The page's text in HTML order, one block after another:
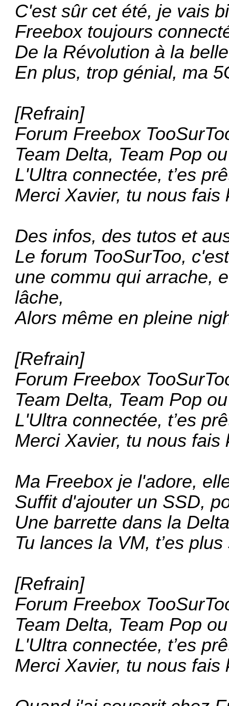
C'est sûr cet été, je vais
Freebox toujours
De la Révolution à la
En plus, trop génial, ma
[Refrain]
Forum Freebox
Team Delta, Team Pop
L'Ultra connectée, t’es
Merci Xavier, tu nous fais
Des infos, des tutos et
Le forum TooSurToo,
une commu qui arrache,
lâche,
Alors même en pleine
[Refrain]
Forum Freebox
Team Delta, Team Pop
L'Ultra connectée, t’es
Merci Xavier, tu nous fais
Ma Freebox je l'adore,
Suffit d'ajouter un SSD,
Une barrette dans la
Tu lances la VM, t’es
[Refrain]
Forum Freebox
Team Delta, Team Pop
L'Ultra connectée, t’es
Merci Xavier, tu nous fais